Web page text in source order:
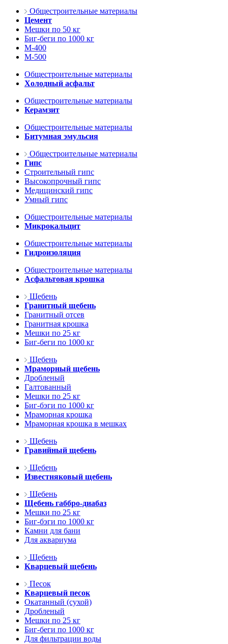
Общестроительные материалы
Цемент
Мешки по 50 кг
Биг-беги по 1000 кг
М-400
М-500
Общестроительные материалы
Холодный асфальт
Общестроительные материалы
Керамзит
Общестроительные материалы
Битумная эмульсия
Общестроительные материалы
Гипс
Строительный гипс
Высокопрочный гипс
Медицинский гипс
Умный гипс
Общестроительные материалы
Микрокальцит
Общестроительные материалы
Гидроизоляция
Общестроительные материалы
Асфальтовая крошка
Щебень
Гранитный щебень
Гранитный отсев
Гранитная крошка
Мешки по 25 кг
Биг-беги по 1000 кг
Щебень
Мраморный щебень
Дробленый
Галтованный
Мешки по 25 кг
Биг-бэги по 1000 кг
Мраморная крошка
Мраморная крошка в мешках
Щебень
Гравийный щебень
Щебень
Известняковый щебень
Щебень
Щебень габбро-диабаз
Мешки по 25 кг
Биг-бэги по 1000 кг
Камни для бани
Для аквариума
Щебень
Кварцевый щебень
Песок
Кварцевый песок
Окатанный (сухой)
Дробленый
Мешки по 25 кг
Биг-беги по 1000 кг
Для фильтрации воды